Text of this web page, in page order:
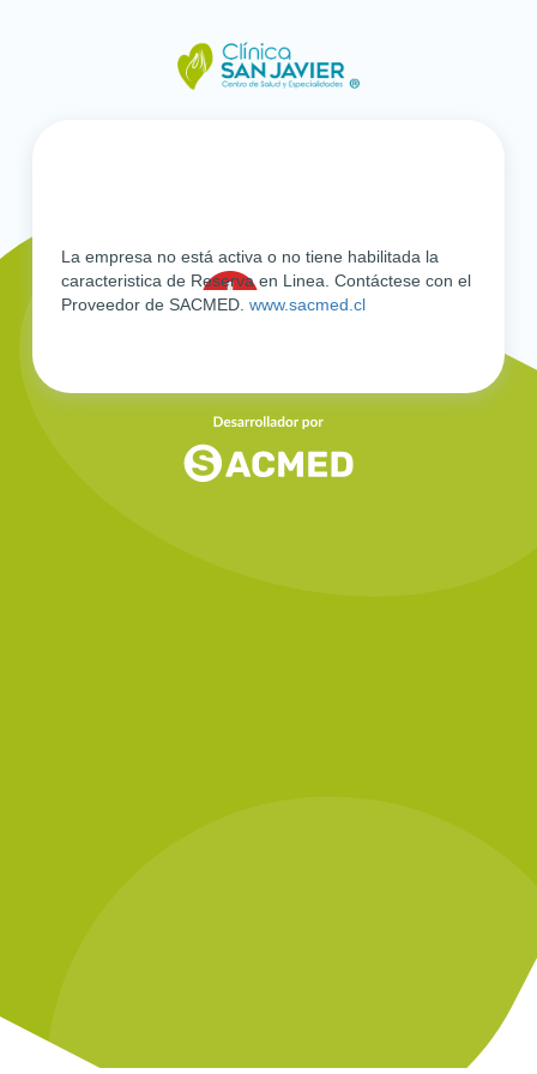
La empresa no está activa o no tiene habilitada la
caracteristica de Reserva en Linea. Contáctese con el
Proveedor de SACMED. www.sacmed.cl